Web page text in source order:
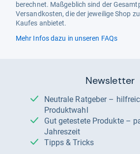
berechnet. Maßgeblich sind der
Versandkosten, die der jeweilige Shop
Kaufes anbietet.
Mehr Infos dazu in unseren FAQs
Newsletter
Neutrale Ratgeber – hilfreich für Ihre
Produktwahl
Gut getestete Produkte – passend zur
Jahreszeit
Tipps & Tricks